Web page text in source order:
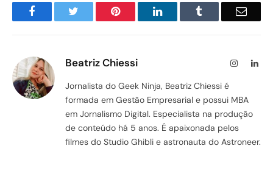
Facebook Pinterest LinkedIn Email
Beatriz Chiessi Instagram
Jornalista do Geek Ninja, Beatriz Chiessi é
formada em Gestão Empresarial e possui MBA
em Jornalismo Digital. Especialista na produção
de conteúdo há 5 anos. É apaixonada pelos
filmes do Studio Ghibli e astronauta do Astroneer.